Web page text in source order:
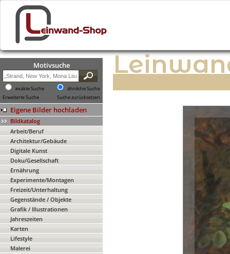
Motivsuche
exakte Suche
ähnliche Suche
Erweiterte Suche
Suche zurücksetzen
Eigene Bilder hochladen
Bildkatalog
Arbeit/Beruf
Architektur/Gebäude
Digitale Kunst
Doku/Gesellschaft
Ernährung
Experimente/Montagen
Freizeit/Unterhaltung
Gegenstände / Objekte
Grafik / Illustrationen
Jahreszeiten
Karten
Lifestyle
Malerei